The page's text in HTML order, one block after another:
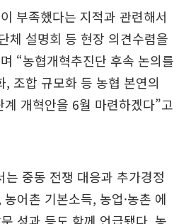
부족했다는 지적과 관련해서
체 설명회 등 현장 의견수렴을
“농협개혁추진단 후속 논의를
, 조합 규모화 등 농협 본연의
개혁안을 6월 마련하겠다”고
는 중동 전쟁 대응과 추가경정
어촌 기본소득, 농업·농촌 에
성과 등도 함께 언급됐다. 농